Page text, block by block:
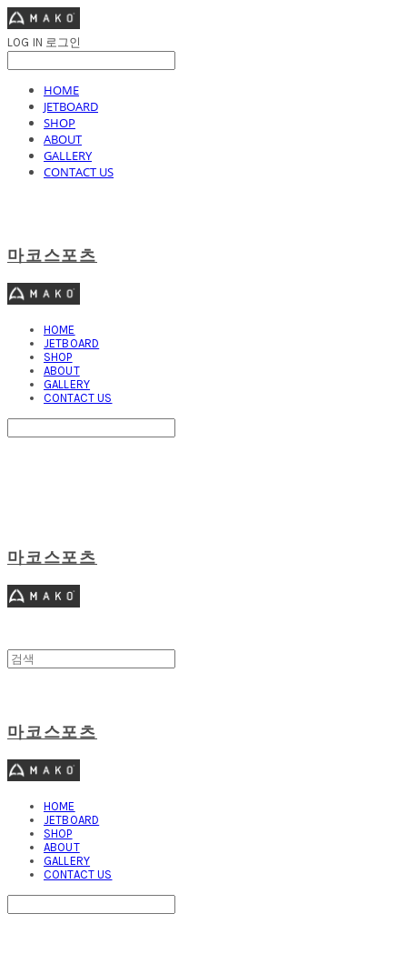
LOG IN 로그인
HOME
JETBOARD
SHOP
ABOUT
GALLERY
CONTACT US
마코스포츠
HOME
JETBOARD
SHOP
ABOUT
GALLERY
CONTACT US
마코스포츠
마코스포츠
HOME
JETBOARD
SHOP
ABOUT
GALLERY
CONTACT US